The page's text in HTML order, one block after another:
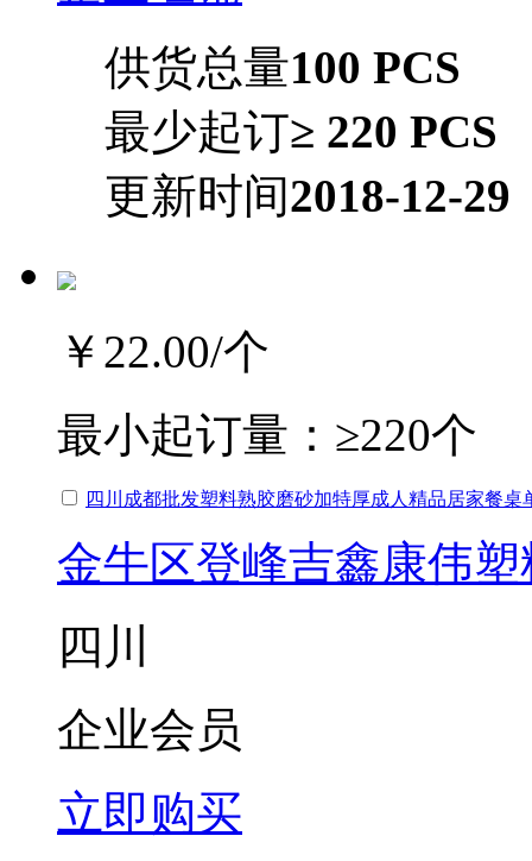
供货总量100 PCS
最少起订≥ 220 PCS
更新时间2018-12-29
￥22.00/个
最小起订量： ≥220个
四川成都批发塑料熟胶磨砂加特厚成人精品居家餐桌
金牛区登峰吉鑫康伟
四川
企业会员
立即购买